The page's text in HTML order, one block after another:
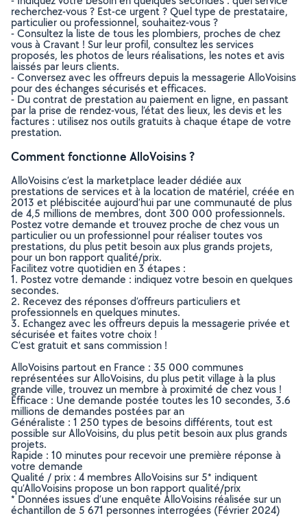
recherchez-vous ? Est-ce urgent ? Quel type de prestataire,
particulier ou professionnel, souhaitez-vous ?
- Consultez la liste de tous les plombiers, proches de chez
vous à Cravant ! Sur leur profil, consultez les services
proposés, les photos de leurs réalisations, les notes et avis
laissés par leurs clients.
- Conversez avec les offreurs depuis la messagerie AlloVoisins
pour des échanges sécurisés et efficaces.
- Du contrat de prestation au paiement en ligne, en passant
par la prise de rendez-vous, l’état des lieux, les devis et les
factures : utilisez nos outils gratuits à chaque étape de votre
prestation.
Comment fonctionne AlloVoisins ?
AlloVoisins c’est la marketplace leader dédiée aux
prestations de services et à la location de matériel, créée en
2013 et plébiscitée aujourd’hui par une communauté de plus
de 4,5 millions de membres, dont 300 000 professionnels.
Postez votre demande et trouvez proche de chez vous un
particulier ou un professionnel pour réaliser toutes vos
prestations, du plus petit besoin aux plus grands projets,
pour un bon rapport qualité/prix.
Facilitez votre quotidien en 3 étapes :
1. Postez votre demande : indiquez votre besoin en quelques
secondes.
2. Recevez des réponses d’offreurs particuliers et
professionnels en quelques minutes.
3. Echangez avec les offreurs depuis la messagerie privée et
sécurisée et faites votre choix !
C’est gratuit et sans commission !
AlloVoisins partout en France : 35 000 communes
représentées sur AlloVoisins, du plus petit village à la plus
grande ville, trouvez un membre à proximité de chez vous !
Efficace : Une demande postée toutes les 10 secondes, 3.6
millions de demandes postées par an
Généraliste : 1 250 types de besoins différents, tout est
possible sur AlloVoisins, du plus petit besoin aux plus grands
projets.
Rapide : 10 minutes pour recevoir une première réponse à
votre demande
Qualité / prix : 4 membres AlloVoisins sur 5* indiquent
qu’AlloVoisins propose un bon rapport qualité/prix
* Données issues d’une enquête AlloVoisins réalisée sur un
échantillon de 5 671 personnes interrogées (Février 2024)